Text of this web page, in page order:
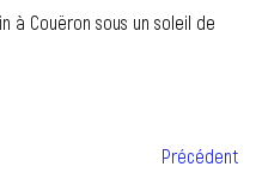
à Couëron sous un soleil de
Précédent